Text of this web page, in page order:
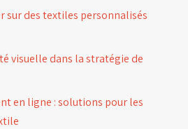
sur des textiles personnalisés
visuelle dans la stratégie de
en ligne : solutions pour les